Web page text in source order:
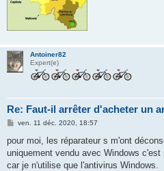
Antoiner82
Expert(e)
Re: Faut-il arrêter d'acheter un
M
s
a
g
ven. 11 déc. 2020, 18:57
pour moi, les réparateur s m'ont
uniquement vendu avec Windows
car je n'utilise que l'antivirus Windows.